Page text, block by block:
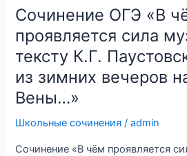
воспоминаний
для
человека?»
по
тексту
О.Ю.
Роя.
Сочинение ОГЭ «В
проявляется сила
тексту К.Г.
из зимних вечеров
Вены…»
Школьные сочинения /admin
Сочинение «В чём проявляется